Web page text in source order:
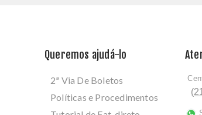
Queremos ajudá-lo
2ª Via De Boletos
Políticas e Procedimentos
ﾠ